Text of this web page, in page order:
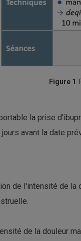
Figure 1
la prise
avant la date
de l'intensité de la
de la douleur